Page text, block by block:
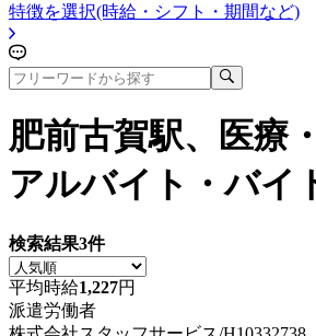
特徴を選択(時給・シフト・期間など)
肥前古賀駅、医療
アルバイト・バイ
検索結果3件
平均時給1,227円
派遣労働者